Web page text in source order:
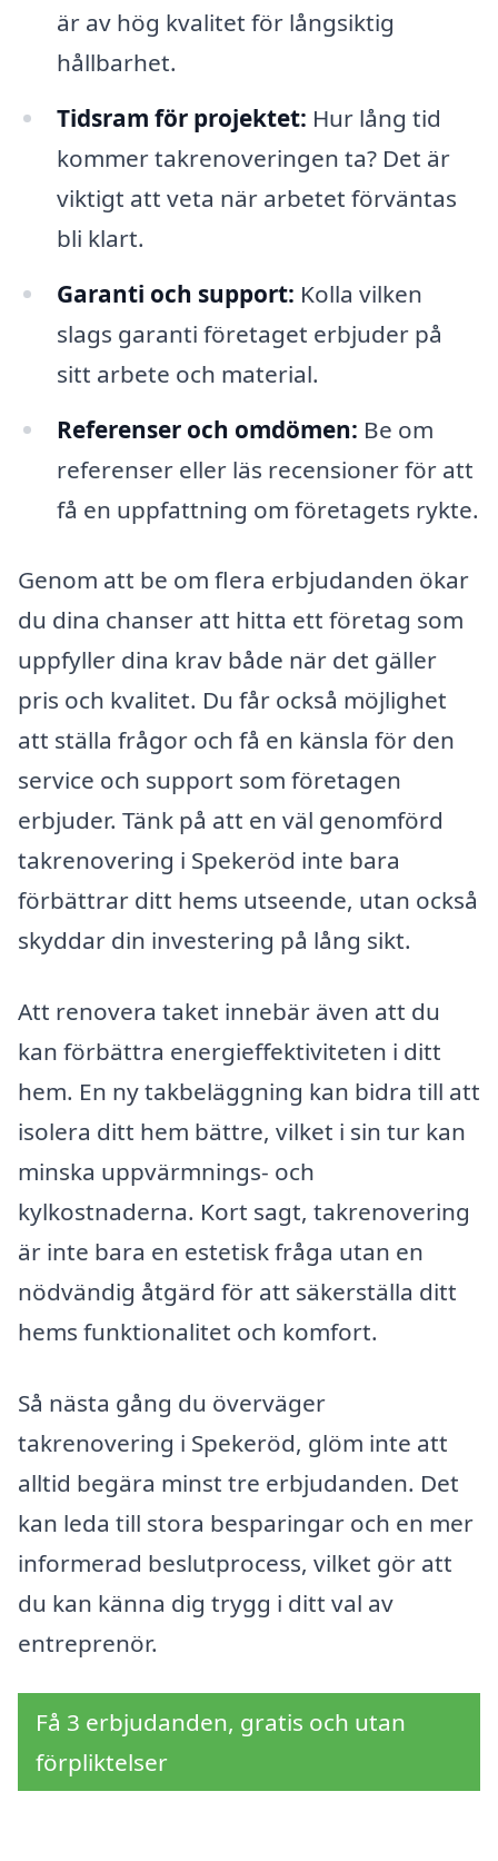
är av hög kvalitet för långsiktig
hållbarhet.
Tidsram för projektet: Hur lång tid
kommer takrenoveringen ta? Det är
viktigt att veta när arbetet förväntas
bli klart.
Garanti och support: Kolla vilken
slags garanti företaget erbjuder på
sitt arbete och material.
Referenser och omdömen: Be om
referenser eller läs recensioner för att
få en uppfattning om företagets rykte.
Genom att be om flera erbjudanden ökar
du dina chanser att hitta ett företag som
uppfyller dina krav både när det gäller
pris och kvalitet. Du får också möjlighet
att ställa frågor och få en känsla för den
service och support som företagen
erbjuder. Tänk på att en väl genomförd
takrenovering i Spekeröd inte bara
förbättrar ditt hems utseende, utan också
skyddar din investering på lång sikt.
Att renovera taket innebär även att du
kan förbättra energieffektiviteten i ditt
hem. En ny takbeläggning kan bidra till att
isolera ditt hem bättre, vilket i sin tur kan
minska uppvärmnings- och
kylkostnaderna. Kort sagt, takrenovering
är inte bara en estetisk fråga utan en
nödvändig åtgärd för att säkerställa ditt
hems funktionalitet och komfort.
Så nästa gång du överväger
takrenovering i Spekeröd, glöm inte att
alltid begära minst tre erbjudanden. Det
kan leda till stora besparingar och en mer
informerad beslutprocess, vilket gör att
du kan känna dig trygg i ditt val av
entreprenör.
Få 3 erbjudanden, gratis och utan
förpliktelser